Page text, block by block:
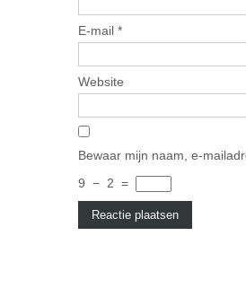
E-mail *
Website
Bewaar mijn naam, e-
9 − 2 =